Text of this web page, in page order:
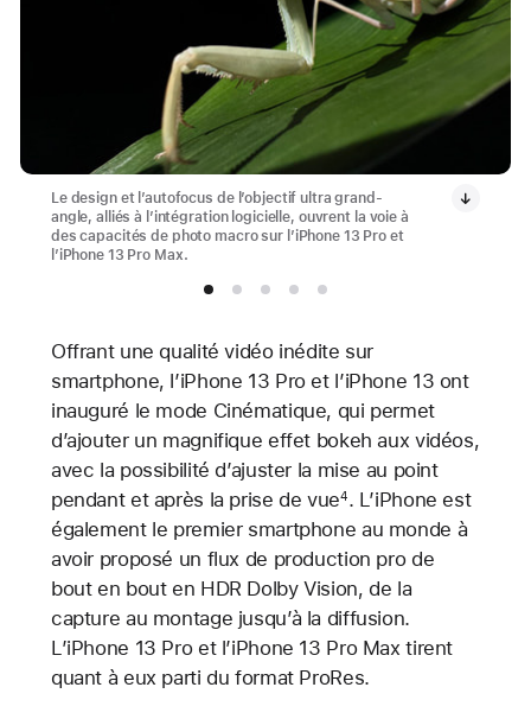
Le design et l’autofocus de l’objectif ultra grand-
angle, alliés à l’intégration logicielle, ouvrent la voie à
des capacités de photo macro sur l’iPhone 13 Pro et
l’iPhone 13 Pro Max.
Offrant une qualité vidéo inédite sur
smartphone, l’iPhone 13 Pro et l’iPhone 13 ont
inauguré le mode Cinématique, qui permet
d’ajouter un magnifique effet bokeh aux vidéos,
avec la possibilité d’ajuster la mise au point
pendant et après la prise de vue4. L’iPhone est
également le premier smartphone au monde à
avoir proposé un flux de production pro de
bout en bout en HDR Dolby Vision, de la
capture au montage jusqu’à la diffusion.
L’iPhone 13 Pro et l’iPhone 13 Pro Max tirent
quant à eux parti du format ProRes.